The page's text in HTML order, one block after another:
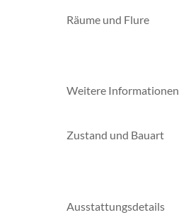
Räume und Flure
Weitere Informationen
Zustand und Bauart
Ausstattungsdetails